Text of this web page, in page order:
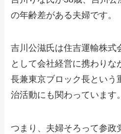
の年齢差がある夫婦です。
吉川公滋氏は住吉運輸株式
として会社経営に携わりな
長兼東京ブロック長という
治活動にも関わっています。
つまり、夫婦そろって参政